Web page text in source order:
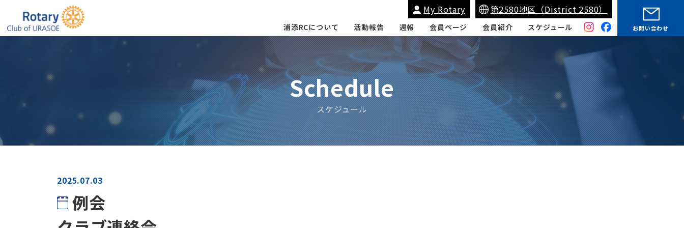
My Rotary 第2580地区（District 2580）
浦添RCについて
浦添RCについて 会長挨拶 友好クラブ・姉妹クラブ
活動報告 週報 会員ページ 会員紹介 スケジュール お問い合わせ
Schedule
スケジュール
例会
2025.07.03